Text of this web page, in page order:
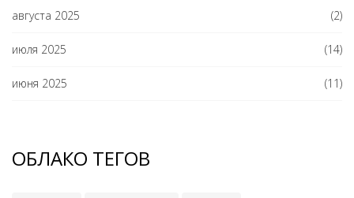
августа 2025 (2)
июля 2025 (14)
июня 2025 (11)
ОБЛАКО ТЕГОВ